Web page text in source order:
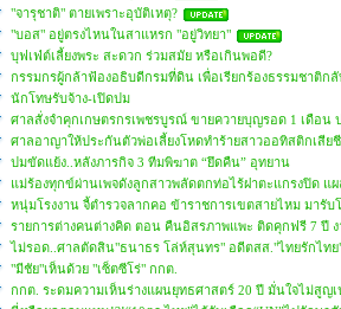
"จารุชาติ" ตายเพราะอุบัติเหตุ?
"บอส" อยู่ตรงไหนในสาแหรก "อยู่วิทยา"
บุฟเฟ่ต์เลี้ยงพระ สะดวก ร่วมสมัย หรือเกินพอดี?
กรรมกรผู้กล้าฟ้องอธิบดีกรมที่ดิน เพื่อเรียกร้องธรรมชาติก
นักโทษรับจ้าง-เปิดปม
ศาลสั่งจำคุกเกษตรกรเพชรบูรณ์ ขายควายบุญรอด 1 เดือ
ศาลอาญาให้ประกันตัวพ่อเลี้ยงโหดทำร้ายสาวออทิสติกเสี
ปมขัดแย้ง..หลังภารกิจ 3 ทีมพิฆาต “ยึดคืน” อุทยาน
แม่ร้องทุกข์ผ่านเพจดังลูกสาวพลัดตกท่อไร้ฝาตะแกรงปิด แผ
หนุ่มโรงงาน จี้ตำรวจลากคอ ข้าราชการเขตสายไหม มารั
รายการต่างคนต่างคิด ตอน คืนอิสรภาพแพะ ติดคุกฟรี 7 ปี ง
ไม่รอด..ศาลตัดสิน"ธนาธร โล่ห์สุนทร" อดีตสส."ไทยรักไทย
"มีชัย"เห็นด้วย "เซ็ตซีโร่" กกต.
กกต. ระดมความเห็นร่างแผนยุทธศาสตร์ 20 ปี มั่นใจไม่สูญ